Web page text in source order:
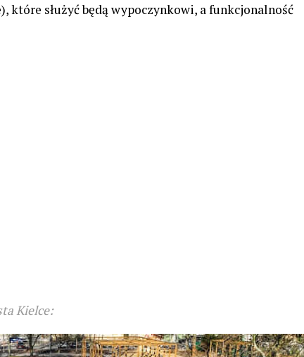
które służyć będą wypoczynkowi, a funkcjonalność
Kielce: